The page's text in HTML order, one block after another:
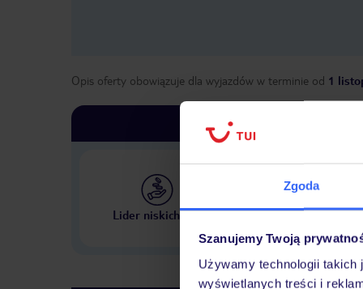
Zgoda
Szanujemy Twoją
Używamy technologii
wyświetlanych treści i
Opis oferty obowiązuje dla wyjazdów w terminie od 1
Lider niskich cen
Największe biuro